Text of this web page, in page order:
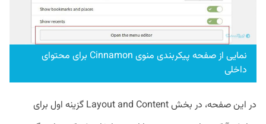
نمایی از صفحه پیکربندی منوی Cinnamon برای محتوای
داخلی
در این صفحه، در بخش Layout and Content گزینه اول برای